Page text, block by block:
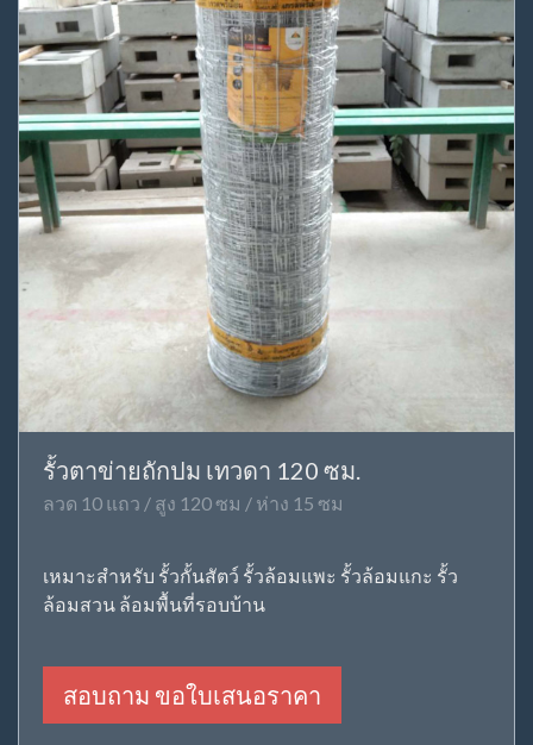
รั้วตาข่ายถักปม เทวดา 120 ซม.
ลวด 10 แถว / สูง 120 ซม / ห่าง 15 ซม
เหมาะสำหรับ รั้วกั้นสัตว์ รั้วล้อมแพะ รั้วล้อมแกะ รั้ว
ล้อมสวน ล้อมพื้นที่รอบบ้าน
สอบถาม ขอใบเสนอราคา